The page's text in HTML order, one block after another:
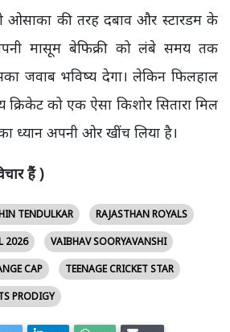
ओसाका की तरह दबाव और स्टारडम के
मासूम बेफिक्री को लंबे समय तक
जवाब भविष्य देगा। लेकिन फिलहाल
क्रिकेट को एक ऐसा किशोर सितारा मिल
ध्यान अपनी ओर खींच लिया है।
हैं )
TENDULKAR
RAJASTHAN ROYALS
2026
VAIBHAV SOORYAVANSHI
CAP
TEENAGE CRICKET STAR
PRODIGY